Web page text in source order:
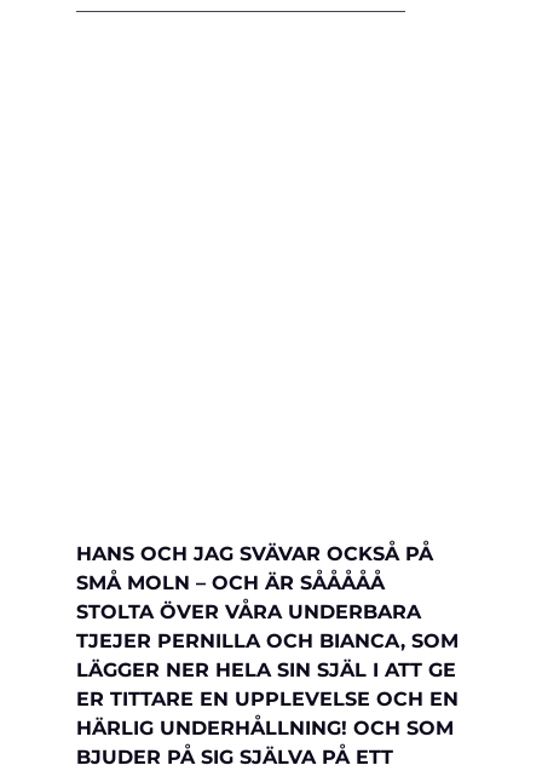
HANS OCH JAG SVÄVAR OCKSÅ PÅ
SMÅ MOLN – OCH ÄR SÅÅÅÅÅ
STOLTA ÖVER VÅRA UNDERBARA
TJEJER PERNILLA OCH BIANCA, SOM
LÄGGER NER HELA SIN SJÄL I ATT GE
ER TITTARE EN UPPLEVELSE OCH EN
HÄRLIG UNDERHÅLLNING! OCH SOM
BJUDER PÅ SIG SJÄLVA PÅ ETT